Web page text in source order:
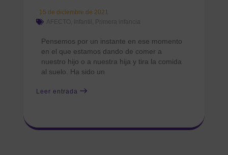
15 de diciembre de 2021
AFECTO
Infantil Primera infancia
Pensemos por un instante en ese momento
en el que estamos dando de comer a
nuestro hijo o a nuestra hija y tira la comida
al suelo. Ha sido un
Leer entrada